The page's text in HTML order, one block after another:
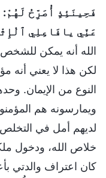
فَحِينَئِذٍ أُصَرِّحُ
عَنِّي يافَاعِلِي
الله أنه يمكن
لكن هذا لا يعني أنه
النوع من الإيمان.
ويمارسونه هم
لديهم أمل في
خلاص الله، ودخول
كان اعتراف والدتي